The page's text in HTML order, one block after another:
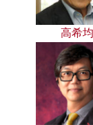
高希均